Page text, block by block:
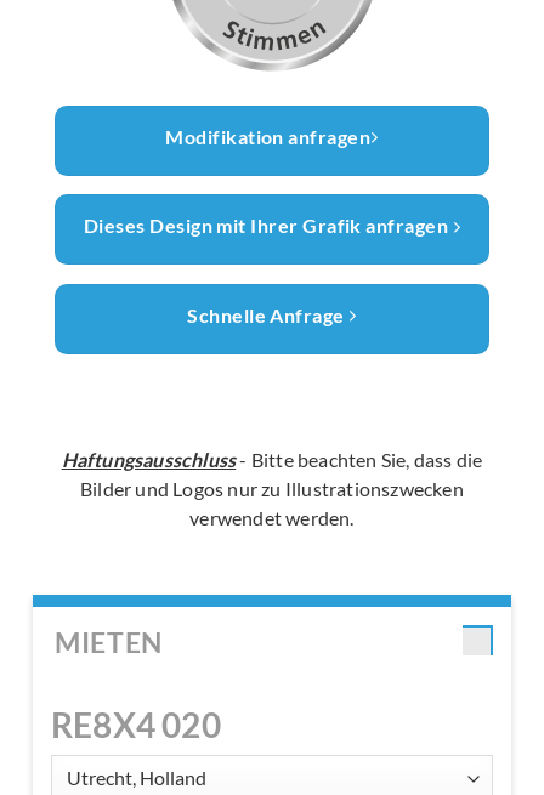
Modifikation anfragen
Dieses Design mit Ihrer Grafik anfragen
Schnelle Anfrage
Haftungsausschluss- Bitte beachten Sie, dass die
Bilder und Logos nur zu Illustrationszwecken
verwendet werden.
MIETEN
RE8X4 020